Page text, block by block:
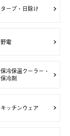
タープ・日除け
野電
保冷保温クーラー・
保冷剤
キッチンウェア